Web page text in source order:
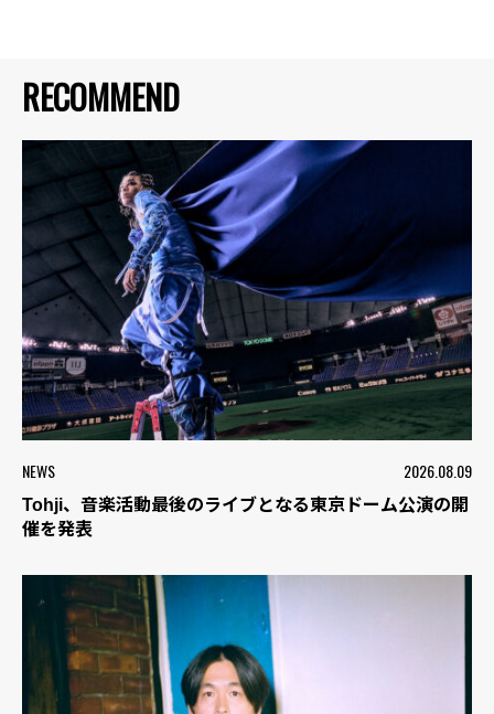
RECOMMEND
NEWS 2026.08.09
Tohji、音楽活動最後のライブとなる東京ドーム公演の開
催を発表